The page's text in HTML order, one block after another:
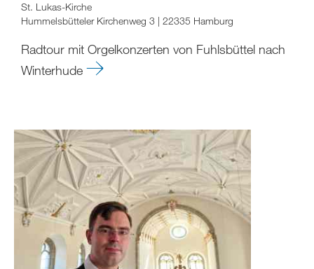
St. Lukas-Kirche
Hummelsbütteler Kirchenweg 3 | 22335 Hamburg
Radtour mit Orgelkonzerten von Fuhlsbüttel nach
Winterhude